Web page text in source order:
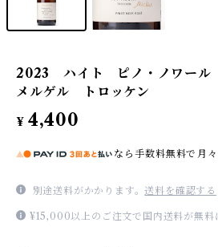
2023 ハイト ピノ・ノワー
メルゲル トロッケン
¥ 4,400
なら 手数料無料で 月々
別途送料がかかります。送料を確認する
¥15,000以上のご注文で国内送料が無料